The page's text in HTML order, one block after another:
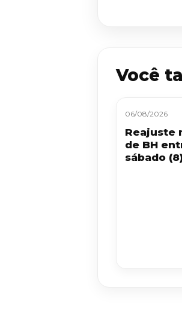
Você
06/08/2026
Reajuste
de BH
sábado